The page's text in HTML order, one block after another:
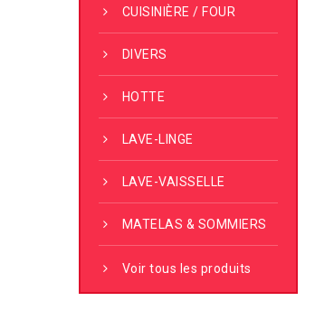
CUISINIÈRE / FOUR
DIVERS
HOTTE
LAVE-LINGE
LAVE-VAISSELLE
MATELAS & SOMMIERS
Voir tous les produits